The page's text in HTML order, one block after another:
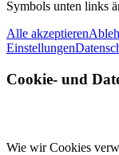
Symbols unten links
Alle akzeptieren
Einstellungen
Cookie- und
Wie wir Cookies